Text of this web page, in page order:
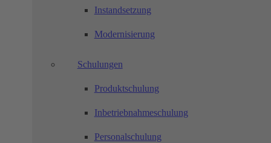
Instandsetzung
Modernisierung
Schulungen
Produktschulung
Inbetriebnahmeschulung
Personalschulung